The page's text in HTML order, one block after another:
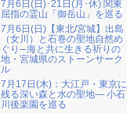
7月6日(日)･21日(月･休) 関東
屈指の霊山「御岳山」を巡る
7月6日(日)【東北/宮城】出島
（女川）と石巻の聖地自然め
ぐり─海と共に生きる祈りの
地・宮城県のストーンサーク
ル
7月17日(木)：大江戸・東京に
残る深い森と水の聖地― 小石
川後楽園を巡る